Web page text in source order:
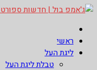
Skip
content
ג'אמפ בול | חדשות ספורט |
אתר גאמפ בול ישראל אתר
ליגות הכדורסל הטובות
יורוליג, ועוד. לפרטים היכנסו
ראשי
ליגת העל
טבלת ליגת העל